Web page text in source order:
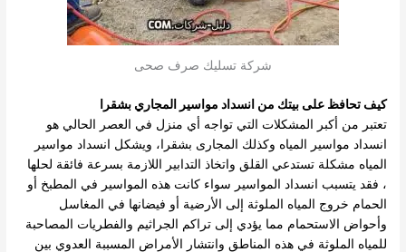
شركة تسليك صرف صحى
كيف تحافظ على بيتك من انسداد مواسير المجاري بشقرا
تعتبر من أكبر المشكلات التي تواجه أي منزل في العصر الحالي هو
انسداد مواسير المياه وكذلك المجارى بشقرا، ويشكل انسداد مواسير
المياه مشكلة تستدعي القلق واتخاذ التدابير اللازمة بسرعة فائقة لحلها
، فقد يتسبب انسداد المواسير سواء كانت هذه المواسير في المطبخ أو
الحمام خروج المياه الملوثة إلى الأرضية أو فيضانها في المغاسل
وأحواض الاستحمام مما يؤدي إلى تراكم الجراثيم والفطريات المصاحبة
للمياه الملوثة في هذه المناطق وانتشار الأمراض المسببة العدوي بين